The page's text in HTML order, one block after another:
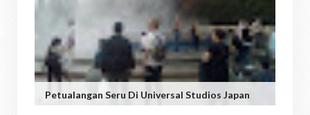
Petualangan Seru Di Universal Studios Japan